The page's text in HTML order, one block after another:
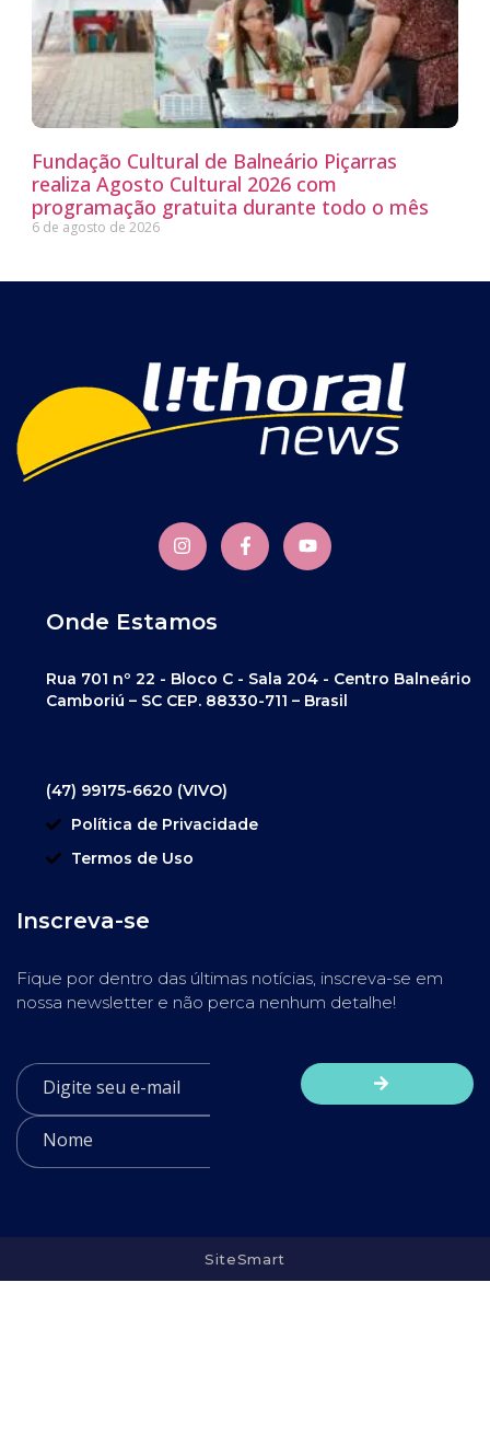
Fundação Cultural de Balneário Piçarras
realiza Agosto Cultural 2026 com
programação gratuita durante todo o mês
6 de agosto de 2026
Onde Estamos
Rua 701 nº 22 - Bloco C - Sala 204 - Centro Balneário
Camboriú – SC CEP. 88330-711 – Brasil
(47) 99175-6620 (VIVO)
Política de Privacidade
Termos de Uso
Inscreva-se
Fique por dentro das últimas notícias, inscreva-se em
nossa newsletter e não perca nenhum detalhe!
SiteSmart